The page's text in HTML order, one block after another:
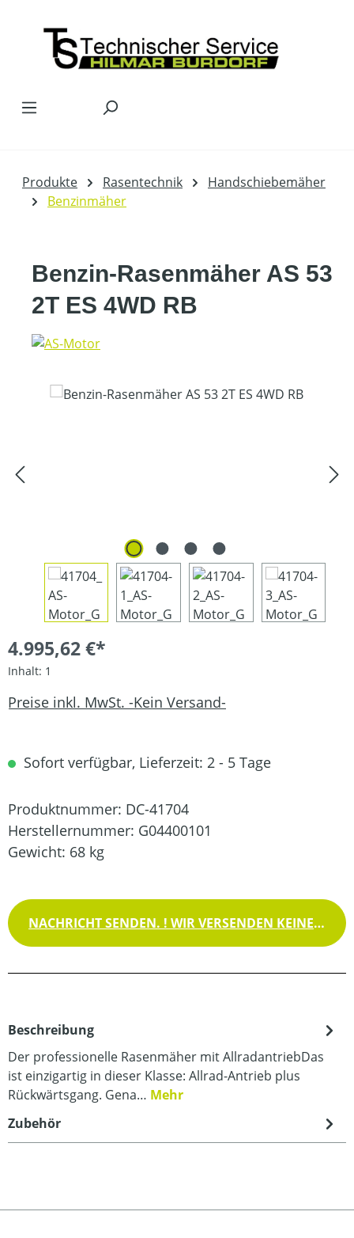
Produkte Rasentechnik
Handschiebemäher
Benzinmäher
Benzin-Rasenmäher AS 53
2T ES 4WD RB
Bildergalerie überspringen
4.995,62 €*
Inhalt: 1
Preise inkl. MwSt. -Kein Versand-
Sofort verfügbar, Lieferzeit: 2 - 5 Tage
Produktnummer: DC-41704
Herstellernummer: G04400101
Gewicht: 68 kg
NACHRICHT SENDEN. ! WIR VERSENDEN KEINE WAREN !
Beschreibung
Der professionelle Rasenmäher mit AllradantriebDas
ist einzigartig in dieser Klasse: Allrad-Antrieb plus
Rückwärtsgang. Gena… Mehr
Zubehör